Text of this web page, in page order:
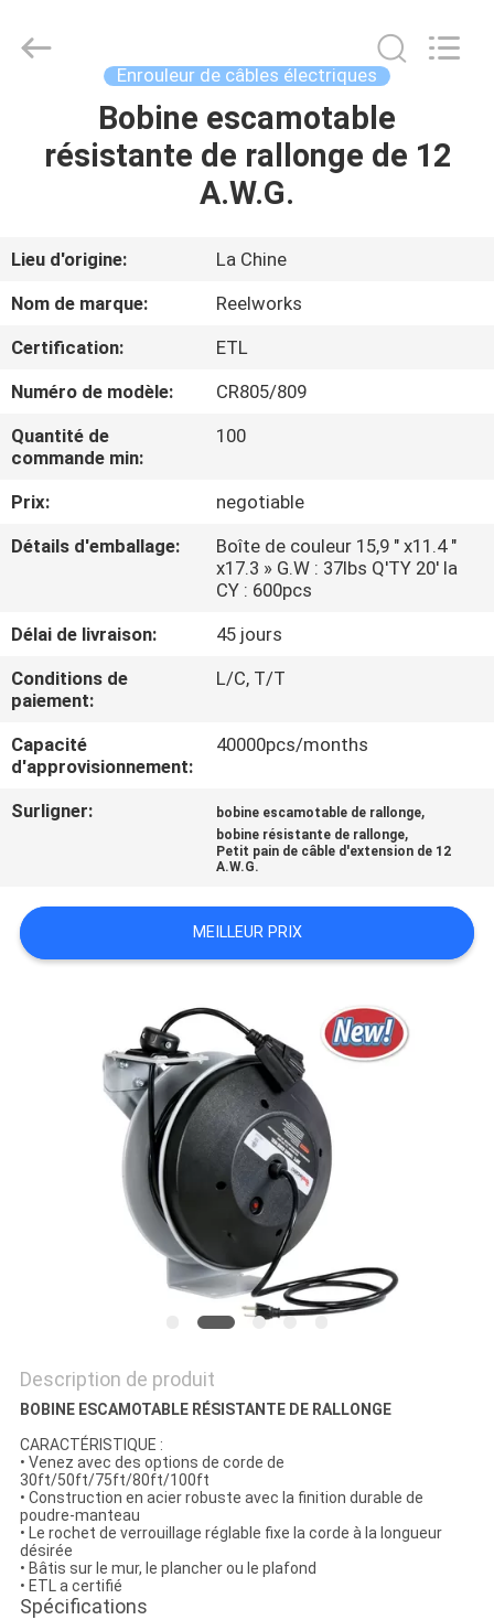
MAISON
VIDÉOS
À
PROPOS
DE
VISITE
L'USINE
CONTRÔLE
DE
QUALITÉ
NOUVELLES
DEMANDER
Machinery
Enrouleur de câbles électriques
Bobine escamotable
résistante de rallonge de 12
A.W.G.
Lieu d'origine:
La Chine
Nom de marque:
Reelworks
Certification:
ETL
Numéro de modèle:
CR805/809
Quantité de
commande min:
100
Prix:
negotiable
Détails d'emballage:
Boîte de couleur 15,9 " x11.4 "
x17.3 » G.W : 37lbs Q'TY 20' la
CY : 600pcs
Délai de livraison:
45 jours
Conditions de
paiement:
L/C, T/T
Capacité
d'approvisionnement:
40000pcs/months
Surligner: bobine escamotable de rallonge,
bobine résistante de rallonge,
Petit pain de câble d'extension de 12
A.W.G.
MEILLEUR PRIX
Description de produit
BOBINE ESCAMOTABLE RÉSISTANTE DE RALLONGE
CARACTÉRISTIQUE :
• Venez avec des options de corde de
30ft/50ft/75ft/80ft/100ft
• Construction en acier robuste avec la finition durable de
poudre-manteau
• Le rochet de verrouillage réglable fixe la corde à la longueur
désirée
• Bâtis sur le mur, le plancher ou le plafond
• ETL a certifié
Spécifications